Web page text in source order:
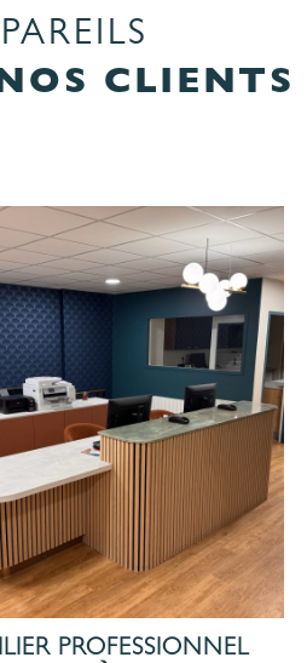
CLIENTS
PROFESSIONNEL